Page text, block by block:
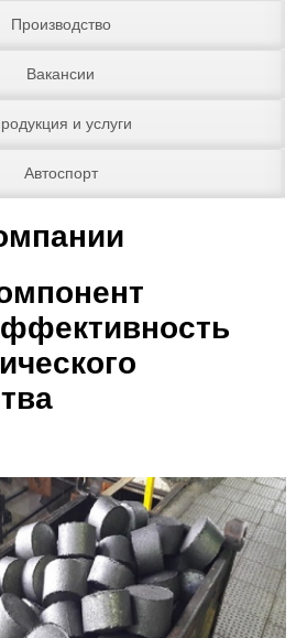
Производство
Вакансии
и услуги
Автоспорт